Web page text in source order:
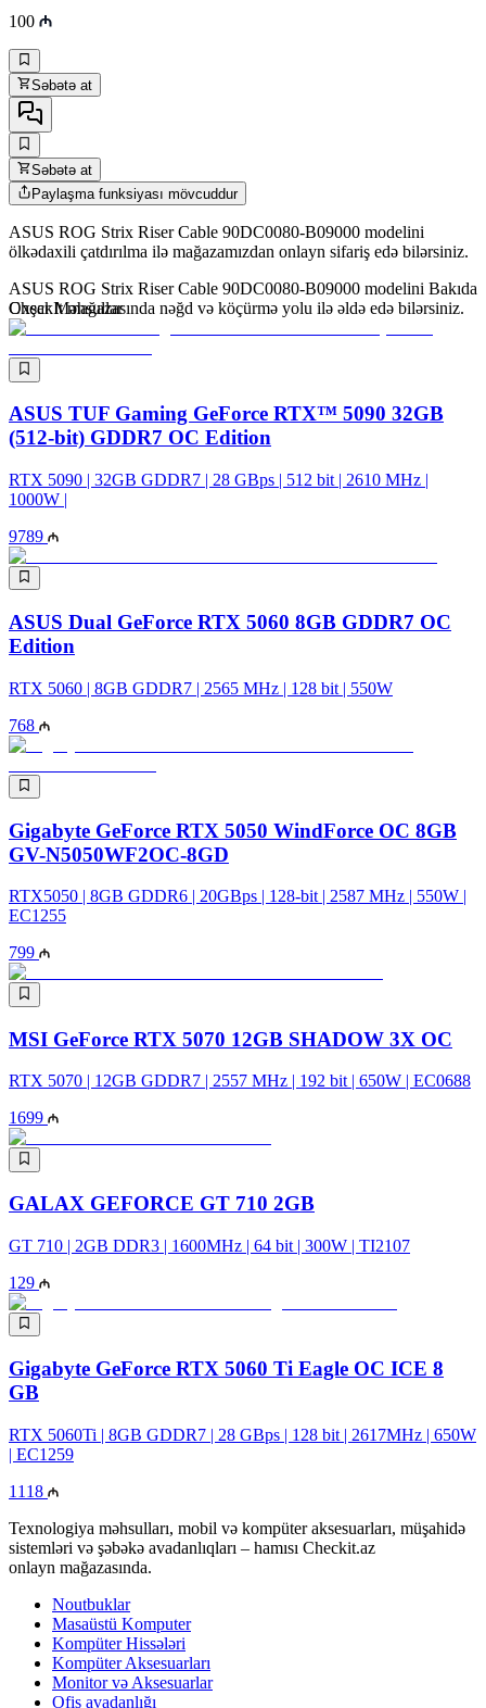
100
Səbətə at
Səbətə at
Paylaşma funksiyası mövcuddur
ASUS ROG Strix Riser Cable 90DC0080-B09000 modelini
ölkədaxili çatdırılma ilə mağazamızdan onlayn sifariş edə bilərsiniz.
ASUS ROG Strix Riser Cable 90DC0080-B09000 modelini Bakıda
CheckIt mağazasında nəğd və köçürmə yolu ilə əldə edə bilərsiniz.
Oxşar Məhsullar
ASUS TUF Gaming GeForce RTX™ 5090 32GB
(512-bit) GDDR7 OC Edition
RTX 5090 | 32GB GDDR7 | 28 GBps | 512 bit | 2610 MHz |
1000W |
9789
ASUS Dual GeForce RTX 5060 8GB GDDR7 OC
Edition
RTX 5060 | 8GB GDDR7 | 2565 MHz | 128 bit | 550W
768
Gigabyte GeForce RTX 5050 WindForce OC 8GB
GV-N5050WF2OC-8GD
RTX5050 | 8GB GDDR6 | 20GBps | 128-bit | 2587 MHz | 550W |
EC1255
799
MSI GeForce RTX 5070 12GB SHADOW 3X OC
RTX 5070 | 12GB GDDR7 | 2557 MHz | 192 bit | 650W | EC0688
1699
GALAX GEFORCE GT 710 2GB
GT 710 | 2GB DDR3 | 1600MHz | 64 bit | 300W | TI2107
129
Gigabyte GeForce RTX 5060 Ti Eagle OC ICE 8
GB
RTX 5060Ti | 8GB GDDR7 | 28 GBps | 128 bit | 2617MHz | 650W
| EC1259
1118
Texnologiya məhsulları, mobil və kompüter aksesuarları, müşahidə
sistemləri və şəbəkə avadanlıqları – hamısı Checkit.az
onlayn mağazasında.
Noutbuklar
Masaüstü Komputer
Kompüter Hissələri
Kompüter Aksesuarları
Monitor və Aksesuarlar
Ofis avadanlığı